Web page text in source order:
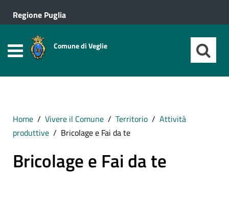
Regione Puglia
Comune di Veglie
Home Vivere il Comune Territorio
Attività
produttive
Bricolage e Fai da te
Bricolage e Fai da te